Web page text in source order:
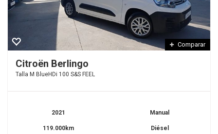
Comparar
Citroën Berlingo
Talla M BlueHDi 100 S&S FEEL
2021
119.000km
Manual
Diésel